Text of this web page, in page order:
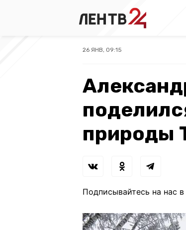
26 ЯНВ, 09:15
природы
Подписывайтесь на нас в